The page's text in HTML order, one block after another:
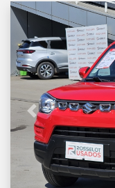
Previous